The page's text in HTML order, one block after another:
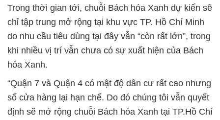
Trong thời gian tới, chuỗi Bách hóa Xanh dự kiến sẽ
chỉ tập trung mở rộng tại khu vực TP. Hồ Chí Minh
do nhu cầu tiêu dùng tại đây vẫn “còn rất lớn”, trong
khi nhiều vị trí vẫn chưa có sự xuất hiện của Bách
hóa Xanh.
“Quận 7 và Quận 4 có mật độ dân cư rất cao nhưng
số cửa hàng lại hạn chế. Do đó chúng tôi vẫn quyết
định sẽ mở rộng chuỗi Bách hóa Xanh tại TP.Hồ Chí